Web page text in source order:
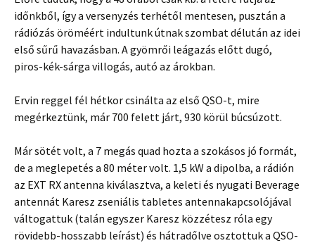
időnkből, így a versenyzés terhétől mentesen, pusztán a
rádiózás öröméért indultunk útnak szombat délután az idei
első sűrű havazásban. A gyömrői leágazás előtt dugó,
piros-kék-sárga villogás, autó az árokban.
Ervin reggel fél hétkor csinálta az első QSO-t, mire
megérkeztünk, már 700 felett járt, 930 körül búcsúzott.
Már sötét volt, a 7 megás quad hozta a szokásos jó formát,
de a meglepetés a 80 méter volt. 1,5 kW a dipolba, a rádión
az EXT RX antenna kiválasztva, a keleti és nyugati Beverage
antennát Karesz zseniális tabletes antennakapcsolójával
váltogattuk (talán egyszer Karesz közzétesz róla egy
rövidebb-hosszabb leírást) és hátradőlve osztottuk a QSO-